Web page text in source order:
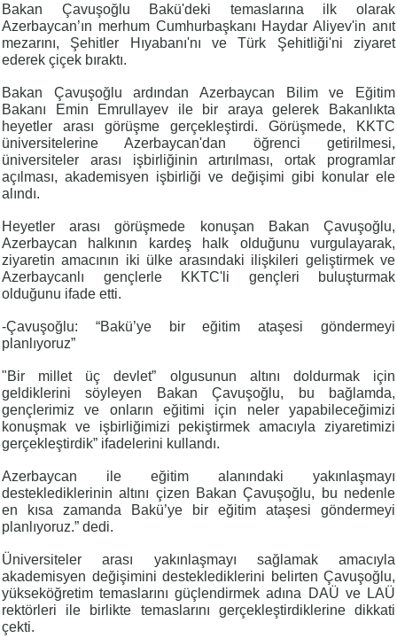
Bakan Çavuşoğlu Bakü'deki temaslarına ilk olarak
Azerbaycan’ın merhum Cumhurbaşkanı Haydar Aliyev'in anıt
mezarını, Şehitler Hıyabanı'nı ve Türk Şehitliği'ni ziyaret
ederek çiçek bıraktı.
Bakan Çavuşoğlu ardından Azerbaycan Bilim ve Eğitim
Bakanı Emin Emrullayev ile bir araya gelerek Bakanlıkta
heyetler arası görüşme gerçekleştirdi. Görüşmede, KKTC
üniversitelerine Azerbaycan'dan öğrenci getirilmesi,
üniversiteler arası işbirliğinin artırılması, ortak programlar
açılması, akademisyen işbirliği ve değişimi gibi konular ele
alındı.
Heyetler arası görüşmede konuşan Bakan Çavuşoğlu,
Azerbaycan halkının kardeş halk olduğunu vurgulayarak,
ziyaretin amacının iki ülke arasındaki ilişkileri geliştirmek ve
Azerbaycanlı gençlerle KKTC'li gençleri buluşturmak
olduğunu ifade etti.
-Çavuşoğlu: “Bakü’ye bir eğitim ataşesi göndermeyi
planlıyoruz”
"Bir millet üç devlet” olgusunun altını doldurmak için
geldiklerini söyleyen Bakan Çavuşoğlu, bu bağlamda,
gençlerimiz ve onların eğitimi için neler yapabileceğimizi
konuşmak ve işbirliğimizi pekiştirmek amacıyla ziyaretimizi
gerçekleştirdik” ifadelerini kullandı.
Azerbaycan ile eğitim alanındaki yakınlaşmayı
desteklediklerinin altını çizen Bakan Çavuşoğlu, bu nedenle
en kısa zamanda Bakü’ye bir eğitim ataşesi göndermeyi
planlıyoruz.” dedi.
Üniversiteler arası yakınlaşmayı sağlamak amacıyla
akademisyen değişimini desteklediklerini belirten Çavuşoğlu,
yükseköğretim temaslarını güçlendirmek adına DAÜ ve LAÜ
rektörleri ile birlikte temaslarını gerçekleştirdiklerine dikkati
çekti.